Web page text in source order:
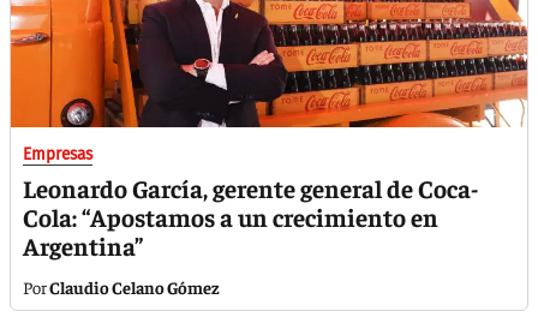
Empresas
Leonardo García, gerente general de Coca-
Cola: “Apostamos a un crecimiento en
Argentina”
Claudio Celano Gómez